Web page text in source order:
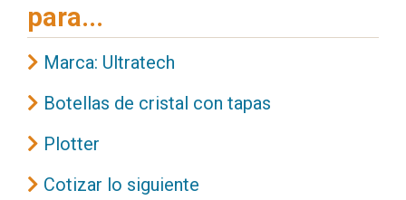
para...
Marca: Ultratech
Botellas de cristal con tapas
Plotter
Cotizar lo siguiente